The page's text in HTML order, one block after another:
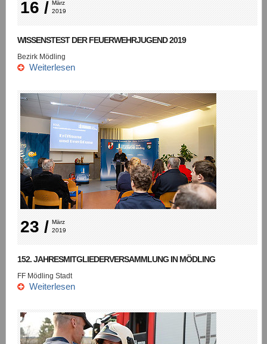
16 / März
2019
WISSENSTEST DER FEUERWEHRJUGEND 2019
Bezirk Mödling
Weiterlesen
23 / März
2019
152. JAHRESMITGLIEDERVERSAMMLUNG IN MÖDLING
FF Mödling Stadt
Weiterlesen